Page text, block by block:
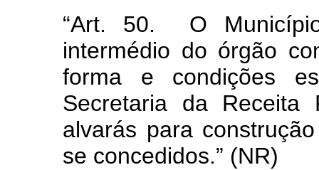
“Art. 50. O
intermédio do órgão
forma e condições
Secretaria da
alvarás para
se concedidos.” (NR)